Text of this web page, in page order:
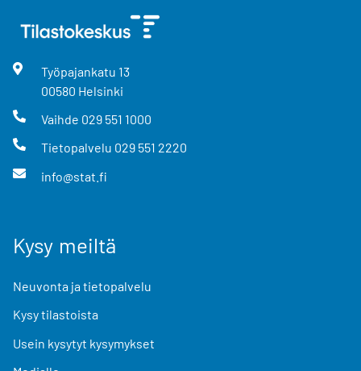
Työpajankatu 13
00580 Helsinki
Vaihde 029 551 1000
Tietopalvelu 029 551 2220
info@stat.fi
Kysy meiltä
Neuvonta ja tietopalvelu
Kysy tilastoista
Usein kysytyt kysymykset